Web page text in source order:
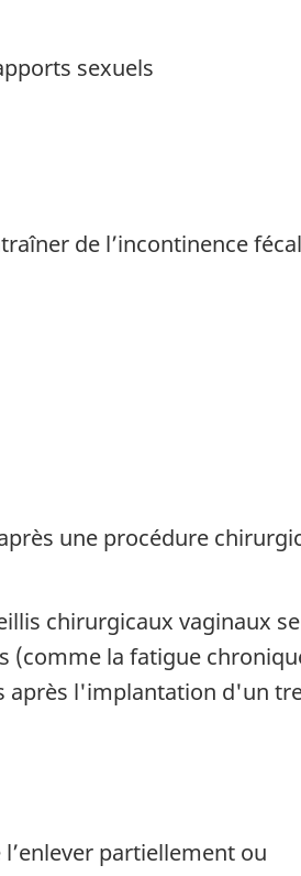
sexuels
de l’incontinence
une procédure
chirurgicaux vaginaux se
(comme la fatigue
après l'implantation d'un
partiellement ou